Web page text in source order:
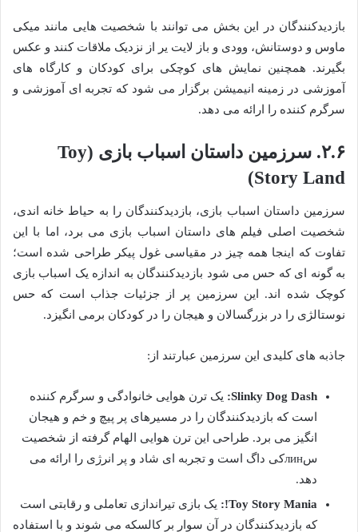
بازدیدکنندگان در این بخش می توانند با شخصیت هایی مانند میکی
ماوس و دوستانش، وودی و باز لایت یر از نزدیک ملاقات کنند و عکس
بگیرند. همچنین نمایش های کوچکی برای کودکان و کارگاه های
آموزشی در زمینه انیمیشن برگزار می شود که تجربه ای آموزشی و
سرگرم کننده را ارائه می دهد.
۲.۶. سرزمین داستان اسباب بازی (Toy
Story Land)
سرزمین داستان اسباب بازی، بازدیدکنندگان را به حیاط خانه اندی،
شخصیت اصلی فیلم های داستان اسباب بازی می برد، اما با این
تفاوت که اینجا همه چیز در مقیاسی غول پیکر طراحی شده است؛
به گونه ای که حس می شود بازدیدکنندگان به اندازه یک اسباب بازی
کوچک شده اند. این سرزمین پر از جزئیات جذاب است که حس
نوستالژی را در بزرگسالان و هیجان را در کودکان برمی انگیزد.
جاذبه های کلیدی این سرزمین عبارتند از:
Slinky Dog Dash:
یک ترن هوایی خانوادگی و سرگرم کننده
است که بازدیدکنندگان را در مسیرهای پر پیچ و خم و هیجان
انگیز می برد. طراحی این ترن هوایی الهام گرفته از شخصیت
سлинکی داگ است و تجربه ای شاد و پر انرژی را ارائه می
دهد.
Toy Story Mania!:
یک بازی تیراندازی تعاملی و رقابتی است
که بازدیدکنندگان در آن سوار بر کالسکه می شوند و با استفاده